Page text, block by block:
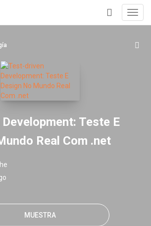
+
Teste E
Real Com .net
MUESTRA